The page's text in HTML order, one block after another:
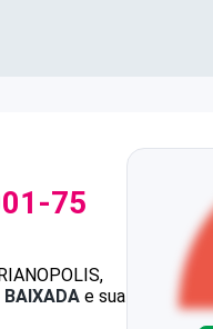
75
BAIXADA e sua